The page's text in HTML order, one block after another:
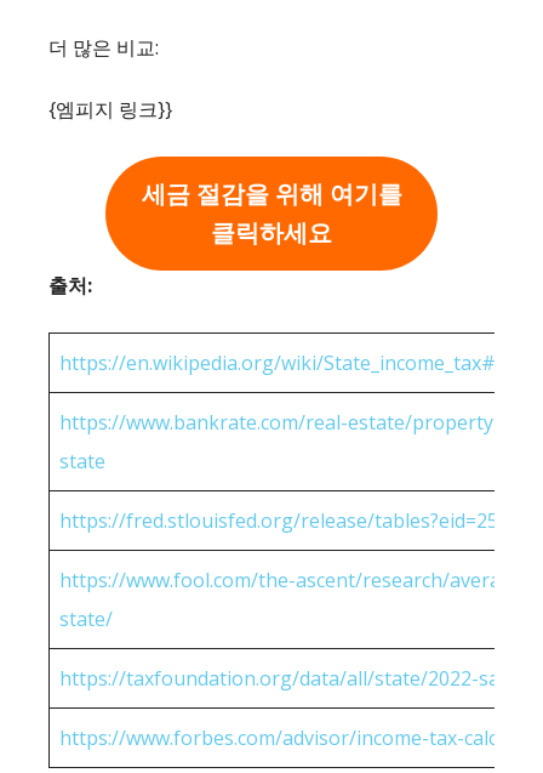
더 많은 비교:
{엠피지 링크}}
세금 절감을 위해 여기를
클릭하세요
출처:
https://en.wikipedia.org/wiki/
https://www.bankrate.com/real-estate/property-
state
https://fred.stlouisfed.org/release/
https://www.fool.com/the-ascent/research/average-
state/
https://taxfoundation.org/data/all/state/2022-sales-
https://www.forbes.com/advisor/income-tax-